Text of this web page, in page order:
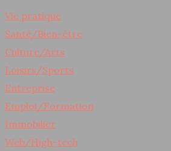
Vie pratique
Santé/Bien-être
Culture/Arts
Loisirs/Sports
Entreprise
Emploi/Formation
Immobilier
Web/High-tech